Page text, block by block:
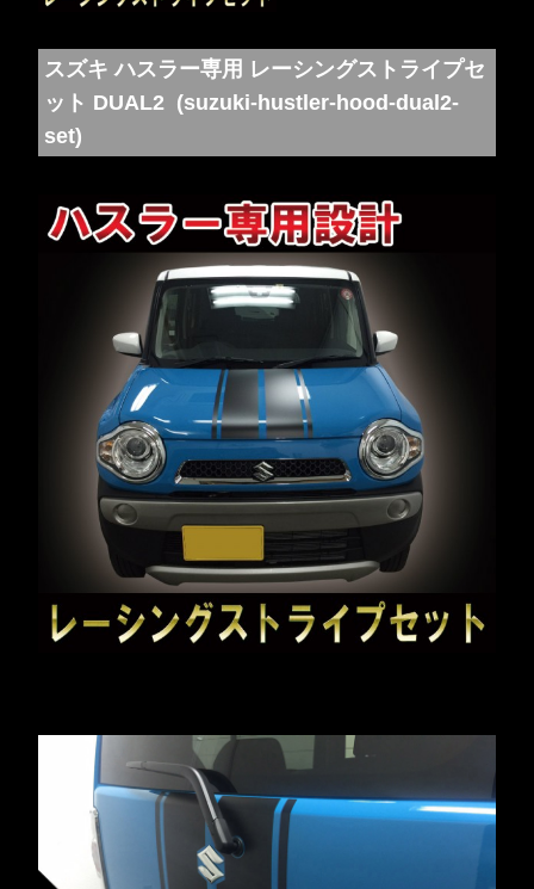
スズキ ハスラー専用 レーシングストライプセ
ット DUAL2 (suzuki-hustler-hood-dual2-
set)